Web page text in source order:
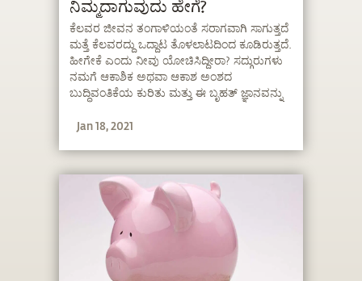
ನಿಮ್ಮದಾಗುವುದು ಹೇಗೆ?
ಕೆಲವರ ಜೀವನ ತಂಗಾಳಿಯಂತೆ ಸರಾಗವಾಗಿ ಸಾಗುತ್ತದೆ
ಮತ್ತೆ ಕೆಲವರದ್ದು ಒದ್ದಾಟ ತೊಳಲಾಟದಿಂದ ಕೂಡಿರುತ್ತದೆ.
ಹೀಗೇಕೆ ಎಂದು ನೀವು ಯೋಚಿಸಿದ್ದೀರಾ? ಸದ್ಗುರುಗಳು
ನಮಗೆ ಆಕಾಶಿಕ ಅಥವಾ ಆಕಾಶ ಅಂಶದ
ಬುದ್ಧಿವಂತಿಕೆಯ ಕುರಿತು ಮತ್ತು ಈ ಬೃಹತ್ ಜ್ಞಾನವನ್ನು
ಎಂಬುದನ್ನು ತಿಳಿಸಿಕೊಡುತ್ತಾರೆ.
Jan 18, 2021